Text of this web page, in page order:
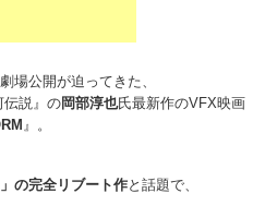
場公開が迫ってきた、
伝説』の岡部淳也氏最新作のVFX映画
』。
の完全リブート作と話題で、